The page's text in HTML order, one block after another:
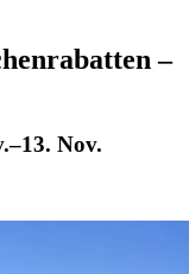
–
Nov.